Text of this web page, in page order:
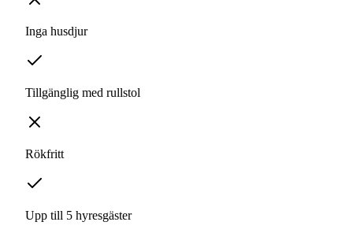
Inga husdjur
Tillgänglig med rullstol
Rökfritt
Upp till 5 hyresgäster